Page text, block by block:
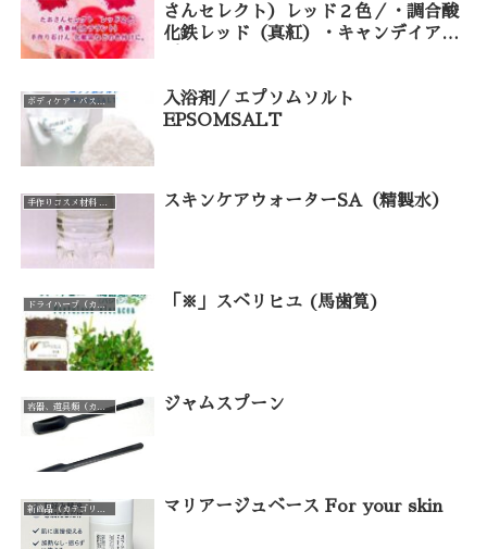
さんセレクト）レッド２色／・調合酸
化鉄レッド（真紅）・キャンデイアッ
ボディケア・バスグッズ（カテゴリー一覧）
入浴剤／エプソムソルト
EPSOMSALT
スキンケアウォーターSA（精製水）
ドライハーブ（カテゴリー一覧） 「※」スベリヒユ (馬歯筧)
ジャムスプーン
マリアージュベース For your skin